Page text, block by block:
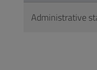
Administrative